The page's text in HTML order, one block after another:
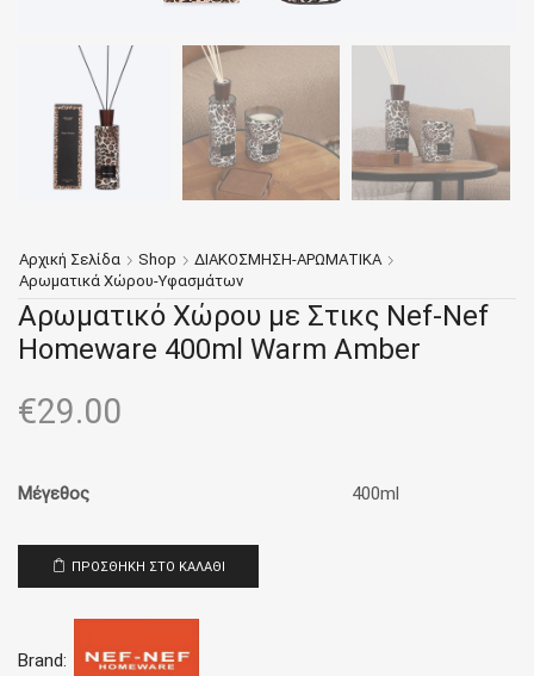
Αρχική Σελίδα Shop
ΔΙΑΚΟΣΜΗΣΗ-ΑΡΩΜΑΤΙΚΑ
Αρωματικά Χώρου-Υφασμάτων
Αρωματικό Χώρου με Στικς Nef-Nef
Homeware 400ml Warm Amber
€29.00
Μέγεθος 400ml
ΠΡΟΣΘΉΚΗ ΣΤΟ ΚΑΛΆΘΙ
Brand: